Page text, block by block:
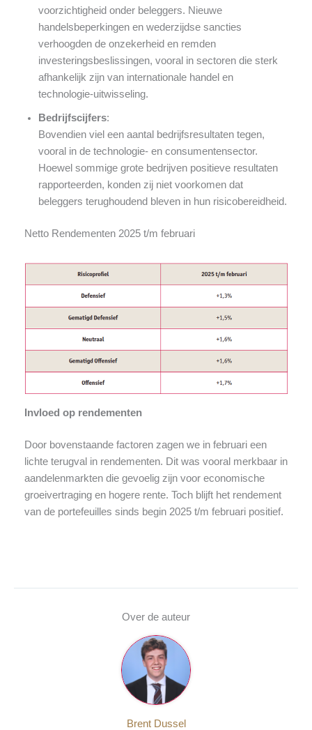
voorzichtigheid onder beleggers. Nieuwe
handelsbeperkingen en wederzijdse sancties
verhoogden de onzekerheid en remden
investeringsbeslissingen, vooral in sectoren die sterk
afhankelijk zijn van internationale handel en
technologie-uitwisseling.
Bedrijfscijfers:
Bovendien viel een aantal bedrijfsresultaten tegen,
vooral in de technologie- en consumentensector.
Hoewel sommige grote bedrijven positieve resultaten
rapporteerden, konden zij niet voorkomen dat
beleggers terughoudend bleven in hun risicobereidheid.
Netto Rendementen 2025 t/m februari
Invloed op rendementen
Door bovenstaande factoren zagen we in februari een
lichte terugval in rendementen. Dit was vooral merkbaar in
aandelenmarkten die gevoelig zijn voor economische
groeivertraging en hogere rente. Toch blijft het rendement
van de portefeuilles sinds begin 2025 t/m februari positief.
Over de auteur
Brent Dussel